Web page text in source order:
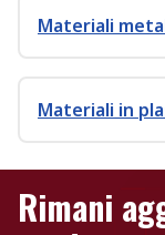
Materiali
Materiali in
Rimani